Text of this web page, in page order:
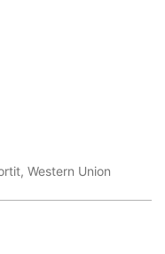
Western Union